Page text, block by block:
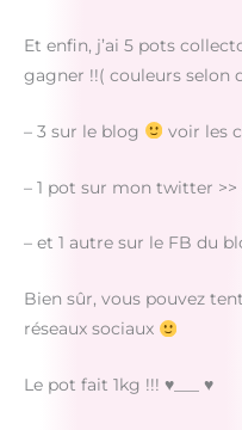
Et enfin, j’ai 5 pots
gagner !!( couleurs selon
– 3 sur le blog voir les
– 1 pot sur mon twitter
– et 1 autre sur le FB du
Bien sûr, vous pouvez
réseaux sociaux
Le pot fait 1kg !!! ♥___ ♥